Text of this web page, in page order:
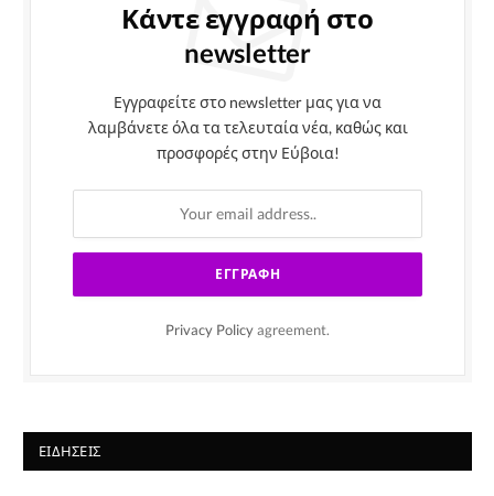
Κάντε εγγραφή στο
newsletter
Εγγραφείτε στο newsletter μας για να
λαμβάνετε όλα τα τελευταία νέα, καθώς και
προσφορές στην Εύβοια!
Privacy Policy agreement.
ΕΙΔΉΣΕΙΣ